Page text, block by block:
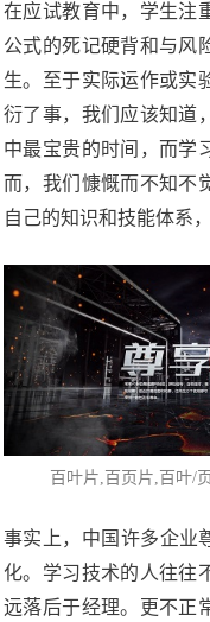
在应试教育中，学生注
公式的死记硬背和与风
生。至于实际运作或实
衍了事，我们应该知道
中最宝贵的时间，而学
而，我们慷慨而不知不
自己的知识和技能体系
百叶片 ,百页片,百叶/
事实上，中国许多企业
化。学习技术的人往往
远落后于经理。更不正